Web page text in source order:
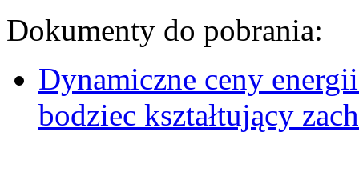
Dokumenty do pobrania:
Dynamiczne ceny
bodziec kształtujący